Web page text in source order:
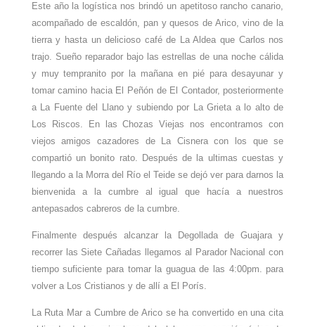
Este año la logística nos brindó un apetitoso rancho canario,
acompañado de escaldón, pan y quesos de Arico, vino de la
tierra y hasta un delicioso café de La Aldea que Carlos nos
trajo. Sueño reparador bajo las estrellas de una noche cálida
y muy tempranito por la mañana en pié para desayunar y
tomar camino hacia El Peñón de El Contador, posteriormente
a La Fuente del Llano y subiendo por La Grieta a lo alto de
Los Riscos. En las Chozas Viejas nos encontramos con
viejos amigos cazadores de La Cisnera con los que se
compartió un bonito rato. Después de la ultimas cuestas y
llegando a la Morra del Río el Teide se dejó ver para darnos la
bienvenida a la cumbre al igual que hacía a nuestros
antepasados cabreros de la cumbre.
Finalmente después alcanzar la Degollada de Guajara y
recorrer las Siete Cañadas llegamos al Parador Nacional con
tiempo suficiente para tomar la guagua de las 4:00pm. para
volver a Los Cristianos y de allí a El Porís.
La Ruta Mar a Cumbre de Arico se ha convertido en una cita